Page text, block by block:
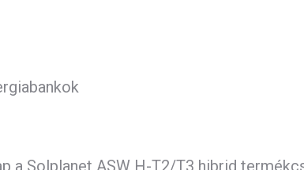
a Solplanet ASW H-T2/T3 hibrid